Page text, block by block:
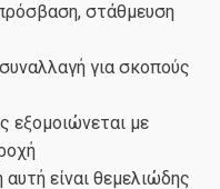
στάθμευση
για σκοπούς
εξομοιώνεται με
είναι θεμελιώδης